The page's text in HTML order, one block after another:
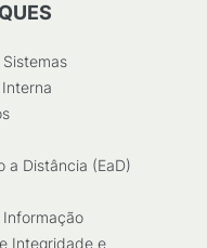
a Distância (EaD)
Informação
Integridade e